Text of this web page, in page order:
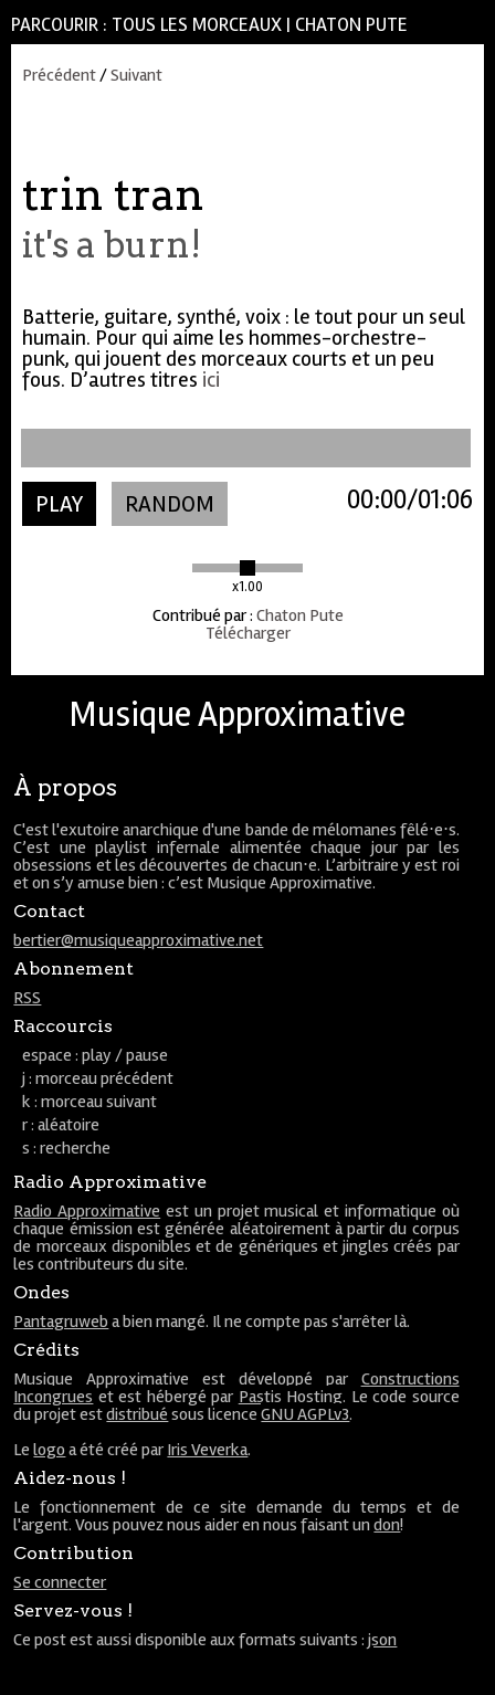
PARCOURIR : TOUS LES MORCEAUX | CHATON PUTE
Précédent/Suivant
trin tran
it's a burn!
Batterie, guitare, synthé, voix : le tout pour un seul
humain. Pour qui aime les hommes-orchestre-
punk, qui jouent des morceaux courts et un peu
fous. D’autres titres ici
PLAY RANDOM
x1.00
01:06
00:00
Contribué par: Chaton Pute
Télécharger
Musique Approximative
À propos
C'est l'exutoire anarchique d'une bande de mélomanes fêlé⋅e⋅s.
C’est une playlist infernale alimentée chaque jour par les
obsessions et les découvertes de chacun⋅e. L’arbitraire y est roi
et on s’y amuse bien : c’est Musique Approximative.
Contact
bertier@musiqueapproximative.net
Abonnement
RSS
Raccourcis
espace : play / pause
j : morceau précédent
k : morceau suivant
r : aléatoire
s : recherche
Radio Approximative
Radio Approximative est un projet musical et informatique où
chaque émission est générée aléatoirement à partir du corpus
de morceaux disponibles et de génériques et jingles créés par
les contributeurs du site.
Ondes
Pantagruweb a bien mangé. Il ne compte pas s'arrêter là.
Crédits
Musique Approximative est développé par Constructions
Incongrues et est hébergé par Pastis Hosting. Le code source
du projet estdistribué sous licenceGNU AGPLv3.
Lelogo a été créé par Iris Veverka.
Aidez-nous !
Le fonctionnement de ce site demande du temps et de
l'argent. Vous pouvez nous aider en nous faisant undon!
Contribution
Se connecter
Servez-vous !
Ce post est aussi disponible aux formats suivants :json